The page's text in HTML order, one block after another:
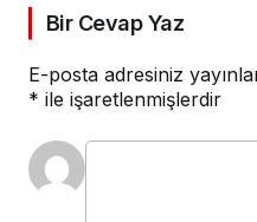
Bir Cevap Yaz
E-posta adresiniz
* ile işaretlenmişlerdir